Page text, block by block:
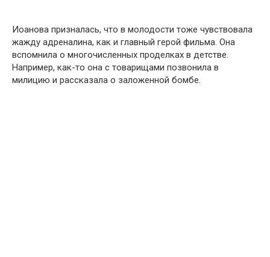
Иоанова призналась, что в молодости тоже чувствовала
жажду адреналина, как и главный герой фильма. Она
вспомнила о многочисленных проделках в детстве.
Например, как-то она с товарищами позвонила в
милицию и рассказала о заложенной бомбе.